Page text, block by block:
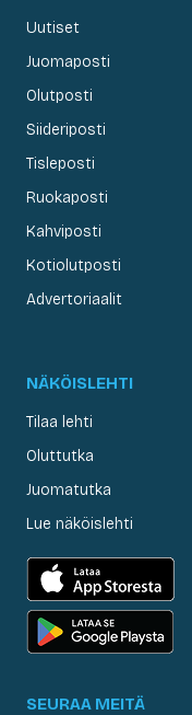
Uutiset
Juomaposti
Olutposti
Siideriposti
Tisleposti
Ruokaposti
Kahviposti
Kotiolutposti
Advertoriaalit
NÄKÖISLEHTI
Tilaa lehti
Oluttutka
Juomatutka
Lue näköislehti
SEURAA MEITÄ